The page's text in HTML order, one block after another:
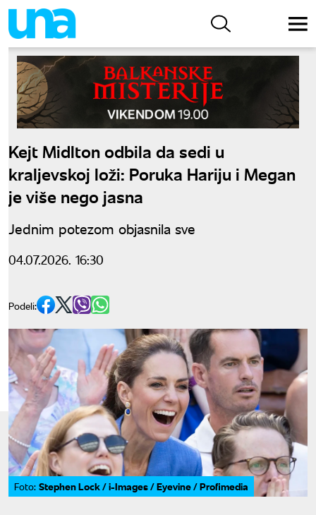
Kejt Midlton odbila da sedi u
kraljevskoj loži: Poruka Hariju i Megan
je više nego jasna
Jednim potezom objasnila sve
04.07.2026. 16:30
Podeli:
Foto: Stephen Lock / i-Images / Eyevine / Profimedia